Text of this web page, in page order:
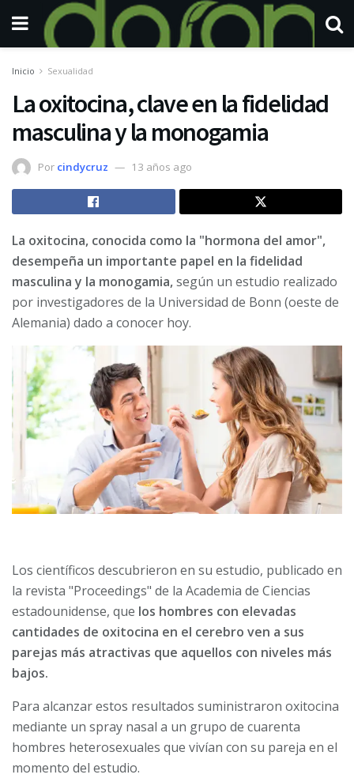
Inicio Sexualidad
La oxitocina, clave en la fidelidad
masculina y la monogamia
Por cindycruz 13 años ago
La oxitocina, conocida como la "hormona del amor",
desempeña un importante papel en la fidelidad
masculina y la monogamia,según un estudio realizado
por investigadores de la Universidad de Bonn (oeste de
Alemania) dado a conocer hoy.
Los científicos descubrieron en su estudio, publicado en
la revista "Proceedings" de la Academia de Ciencias
estadounidense, que los hombres con elevadas
cantidades de oxitocina en el cerebro ven a sus
parejas más atractivas que aquellos con niveles más
bajos.
Para alcanzar estos resultados suministraron oxitocina
mediante un spray nasal a un grupo de cuarenta
hombres heterosexuales que vivían con su pareja en el
momento del estudio.